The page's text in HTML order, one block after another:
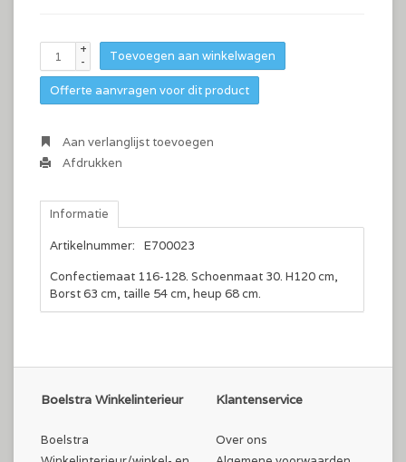
+
-
Toevoegen aan winkelwagen
Offerte aanvragen voor dit product
Aan verlanglijst toevoegen
Afdrukken
Informatie
Artikelnummer:
E700023
Confectiemaat 116-128. Schoenmaat 30. H120 cm,
Borst 63 cm, taille 54 cm, heup 68 cm.
Boelstra Winkelinterieur
Boelstra
Klantenservice
Over ons